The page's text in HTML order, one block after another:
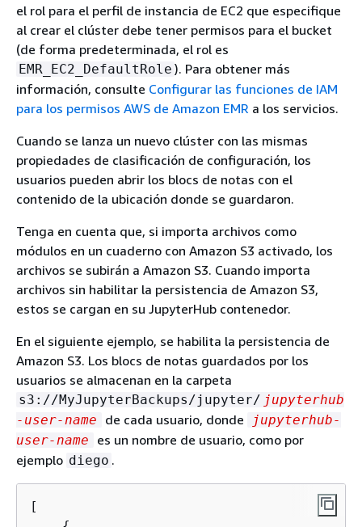
el rol para el perfil de instancia de EC2 que especifique
al crear el clúster debe tener permisos para el bucket
(de forma predeterminada, el rol es
EMR_EC2_DefaultRole ). Para obtener más
información, consulte Configurar las funciones de IAM
para los permisos AWS de Amazon EMR a los servicios.
Cuando se lanza un nuevo clúster con las mismas
propiedades de clasificación de configuración, los
usuarios pueden abrir los blocs de notas con el
contenido de la ubicación donde se guardaron.
Tenga en cuenta que, si importa archivos como
módulos en un cuaderno con Amazon S3 activado, los
archivos se subirán a Amazon S3. Cuando importa
archivos sin habilitar la persistencia de Amazon S3,
estos se cargan en su JupyterHub contenedor.
En el siguiente ejemplo, se habilita la persistencia de
Amazon S3. Los blocs de notas guardados por los
usuarios se almacenan en la carpeta
s3://MyJupyterBackups/jupyter/ jupyterhub
-user-name
de cada usuario, donde
jupyterhub-
user-name
es un nombre de usuario, como por
ejemplo diego .
[